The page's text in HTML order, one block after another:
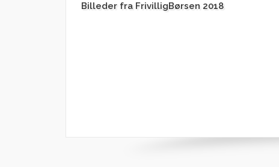
Billeder fra FrivilligBørsen 2018